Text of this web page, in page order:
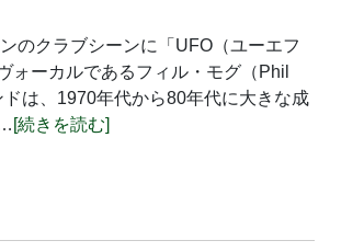
のクラブシーンに「UFO（ユーエフ
ォーカルであるフィル・モグ（Phil
は、1970年代から80年代に大きな成
[続きを読む]